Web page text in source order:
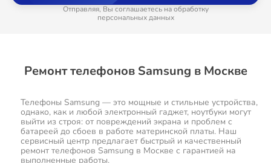
Отправляя, Вы соглашаетесь на обработку
персональных данных
Ремонт телефонов Samsung в Москве
Телефоны Samsung — это мощные и стильные устройства,
однако, как и любой электронный гаджет, ноутбуки могут
выйти из строя: от повреждений экрана и проблем с
батареей до сбоев в работе материнской платы. Наш
сервисный центр предлагает быстрый и качественный
ремонт телефонов Samsung в Москве с гарантией на
выполненные работы.